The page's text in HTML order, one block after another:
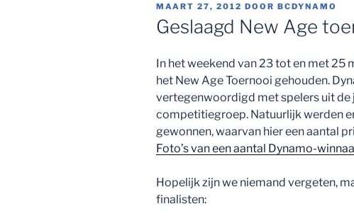
GEPLAATST
OP
MAART 27, 2012 DOOR BCDYNAMO
Geslaagd New Age
In het weekend van 23 tot en met
het New Age Toernooi gehouden.
vertegenwoordigd met spelers uit de
competitiegroep. Natuurlijk werden
gewonnen, waarvan hier een aantal
Foto’s van een aantal Dynamo-
Hopelijk zijn we niemand vergeten,
finalisten: